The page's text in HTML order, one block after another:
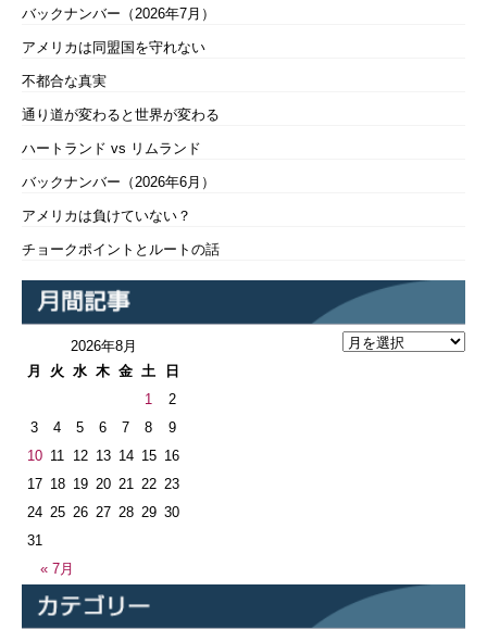
バックナンバー（2026年7月）
アメリカは同盟国を守れない
不都合な真実
通り道が変わると世界が変わる
ハートランド vs リムランド
バックナンバー（2026年6月）
アメリカは負けていない？
チョークポイントとルートの話
2026年8月
月
火 水 木 金 土 日
« 7月
1
2
3
4 5 6 7 8
9
10 11 12 13 14 15 16
17 18 19 20 21 22 23
24 25 26 27 28 29 30
31